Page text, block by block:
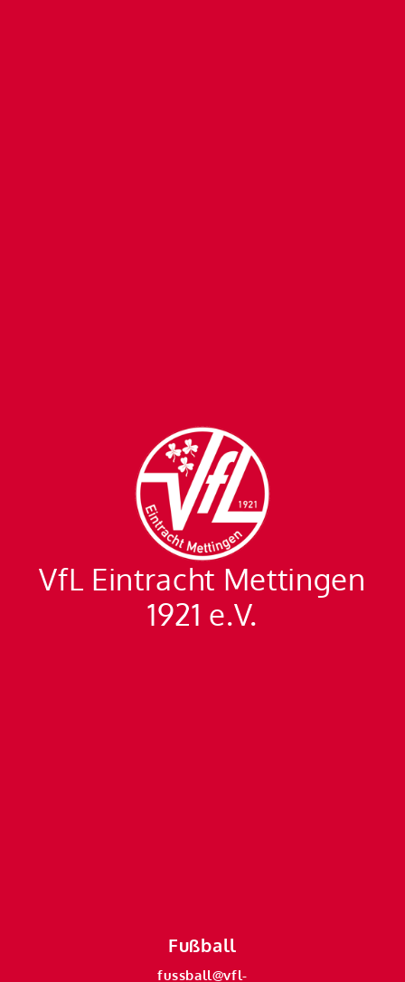
VfL Eintracht Mettingen
1921 e.V.
Fußball
fussball@vfl-